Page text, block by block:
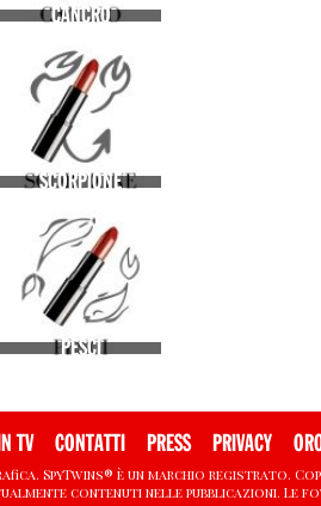
CANCRO
SCORPIONE
PESCI
TV CONTATTI PRESS PRIVACY
SpyTwins® è un marchio registrato.
contenuti nelle pubblicazioni. Le